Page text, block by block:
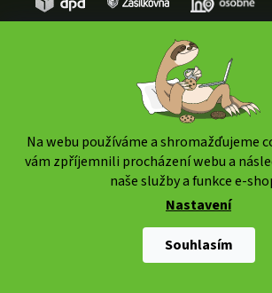
Na webu používáme a shromažďujeme
vám zpříjemnili procházení webu a
naše služby a funkce e-
Nastavení
Souhlasím
www.weedshop.cz
vyhrazena.
Upravit nastavení